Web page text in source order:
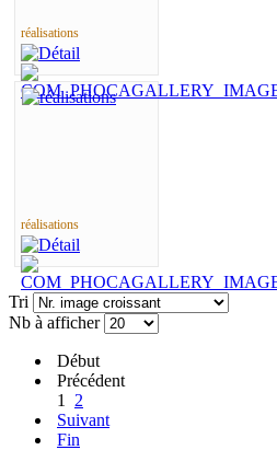
réalisations
réalisations
Tri
Nb à afficher
Début
Précédent
1
2
Suivant
Fin